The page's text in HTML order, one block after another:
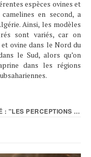
espèces ovines et
en second, a
Ainsi, les modèles
sont variés, car on
ovine dans le Nord du
le Sud, alors qu’on
dans les régions
PERCEPTIONS DES...